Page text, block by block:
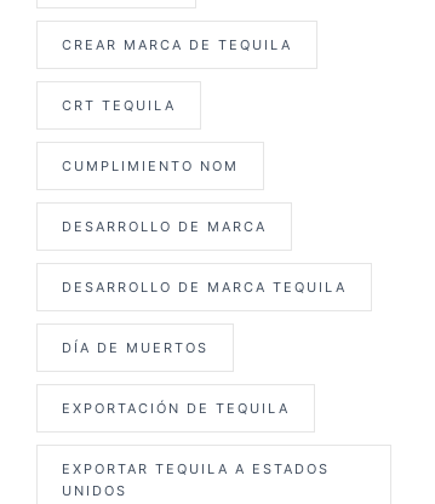
CREAR MARCA DE TEQUILA
CRT TEQUILA
CUMPLIMIENTO NOM
DESARROLLO DE MARCA
DESARROLLO DE MARCA TEQUILA
DÍA DE MUERTOS
EXPORTACIÓN DE TEQUILA
EXPORTAR TEQUILA A ESTADOS
UNIDOS